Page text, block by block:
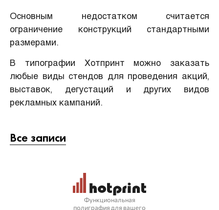
Основным недостатком считается
ограничение конструкций стандартными
размерами.
В типографии Хотпринт можно заказать
любые виды стендов для проведения акций,
выставок, дегустаций и других видов
рекламных кампаний.
Все записи
Функциональная
полиграфия для вашего